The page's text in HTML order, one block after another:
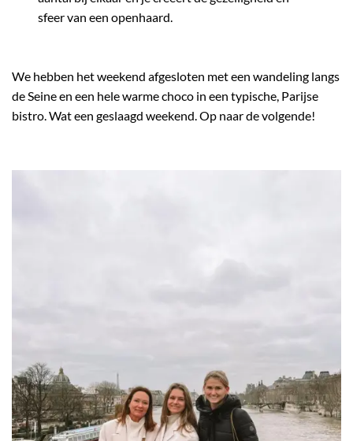
sfeer van een openhaard.
We hebben het weekend afgesloten met een wandeling langs
de Seine en een hele warme choco in een typische, Parijse
bistro. Wat een geslaagd weekend. Op naar de volgende!